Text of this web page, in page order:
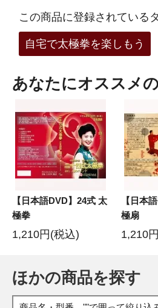
この商品に登録されている
自宅で太極拳を楽しもう
あなたにオススメ
【日本語DVD】24式 太
極拳
1,210円(税込)
【日本
極扇
1,210
ほかの商品を探す